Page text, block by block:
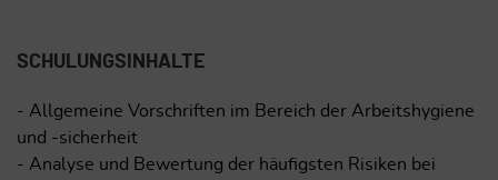
SCHULUNGSINHALTE
- Allgemeine Vorschriften im Bereich der Arbeitshygiene
und -sicherheit
- Analyse und Bewertung der häufigsten Risiken bei